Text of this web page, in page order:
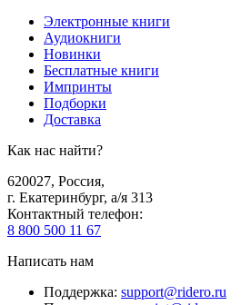
Электронные книги
Аудиокниги
Новинки
Бесплатные книги
Импринты
Подборки
Доставка
Как нас найти?
620027, Россия,
г. Екатеринбург, а/я 313
Контактный телефон:
8 800 500 11 67
Написать нам
Поддержка: support@ridero.ru